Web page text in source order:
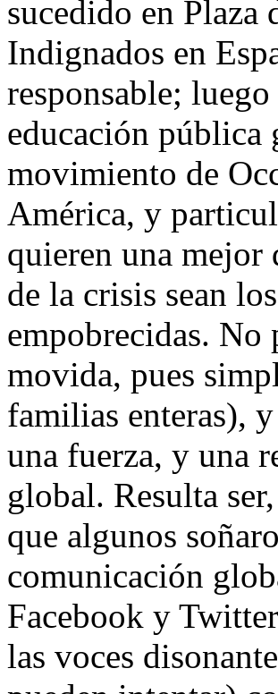
sucedido en
Indignados en
responsable;
educación pública
movimiento de
América, y
quieren una mejor
de la crisis sean
empobrecidas. No
movida, pues
familias enteras),
una fuerza, y una
global. Resulta
que algunos
comunicación
Facebook y
las voces